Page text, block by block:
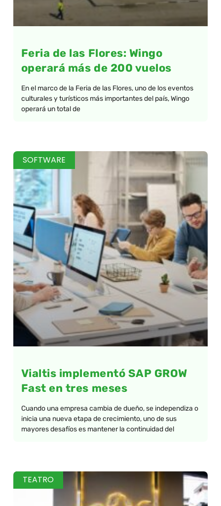
Feria de las Flores: Wingo
operará más de 200 vuelos
En el marco de la Feria de las Flores, uno de los eventos
culturales y turísticos más importantes del país, Wingo
operará un total de
SOFTWARE
Vialtis implementó SAP GROW
Fast en tres meses
Cuando una empresa cambia de dueño, se independiza o
inicia una nueva etapa de crecimiento, uno de sus
mayores desafíos es mantener la continuidad del
TEATRO